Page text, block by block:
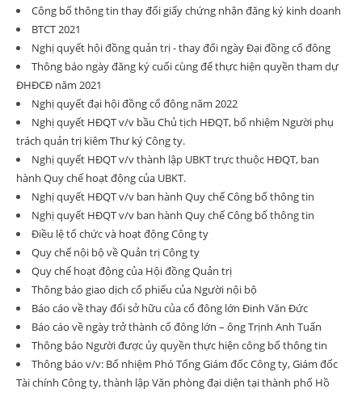
Công bố thông tin thay đổi giấy chứng nhận đăng ký kinh doanh
BTCT 2021
Nghị quyết hội đồng quản trị - thay đổi ngày Đại đồng cổ đông
Thông báo ngày đăng ký cuối cùng để thực hiện quyền tham dự
ĐHĐCĐ năm 2021
Nghị quyết đại hội đồng cổ đông năm 2022
Nghị quyết HĐQT v/v bầu Chủ tịch HĐQT, bổ nhiệm Người phụ
trách quản trị kiêm Thư ký Công ty.
Nghị quyết HĐQT v/v thành lập UBKT trực thuộc HĐQT, ban
hành Quy chế hoạt động của UBKT.
Nghị quyết HĐQT v/v ban hành Quy chế Công bố thông tin
Nghị quyết HĐQT v/v ban hành Quy chế Công bố thông tin
Điều lệ tổ chức và hoạt động Công ty
Quy chế nội bộ về Quản trị Công ty
Quy chế hoạt động của Hội đồng Quản trị
Thông báo giao dịch cổ phiếu của Người nội bộ
Báo cáo về thay đổi sở hữu của cổ đông lớn Đinh Văn Đức
Báo cáo về ngày trở thành cổ đông lớn – ông Trịnh Anh Tuấn
Thông báo Người được ủy quyền thực hiện công bố thông tin
Thông báo v/v: Bổ nhiệm Phó Tổng Giám đốc Công ty, Giám đốc
Tài chính Công ty, thành lập Văn phòng đại diện tại thành phố Hồ